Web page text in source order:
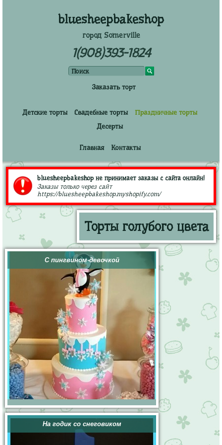
bluesheepbakeshop
город Somerville
1(908)393-1824
Заказать торт
Детские торты Свадебные торты
Праздничные торты
Десерты
Главная Контакты
bluesheepbakeshop не принимает заказы с сайта онлайн!
Заказы только через сайт
https://bluesheepbakeshop.myshopify.com/
Торты голубого цвета
С пингвином-девочкой
На годик со снеговиком